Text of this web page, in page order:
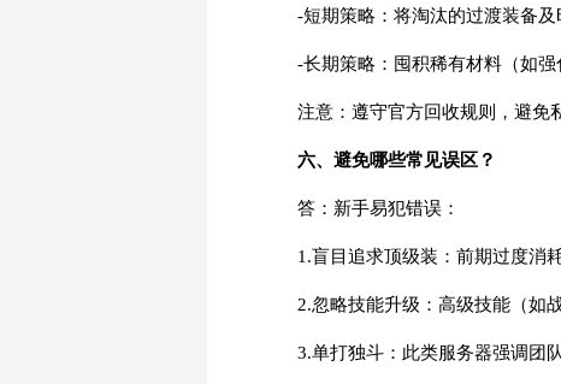
-短期策略：将淘汰的过渡装备
-长期策略：囤积稀有材料（如
注意：遵守官方回收规则，避免
六、避免哪些常见误区？
答：新手易犯错误：
1.盲目追求顶级装：前期过度消
2.忽略技能升级：高级技能（如
3.单打独斗：此类服务器强调团